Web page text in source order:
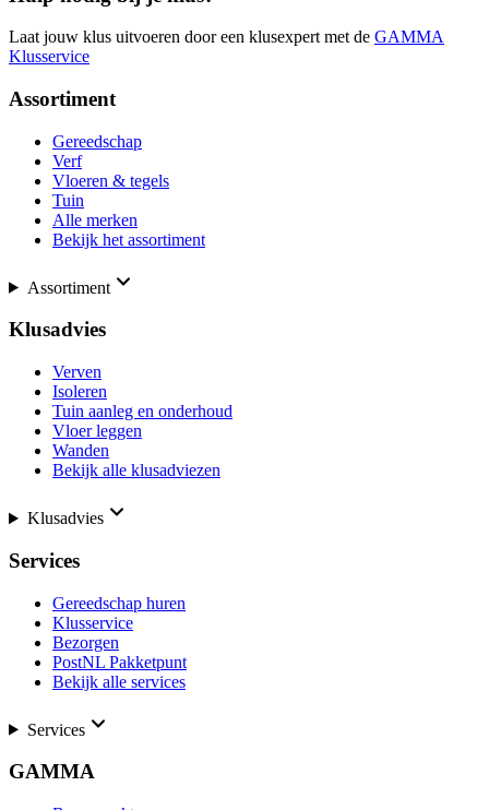
Laat jouw klus uitvoeren door een klusexpert met de GAMMA
Klusservice
Assortiment
Gereedschap
Verf
Vloeren & tegels
Tuin
Alle merken
Bekijk het assortiment
Assortiment
Klusadvies
Verven
Isoleren
Tuin aanleg en onderhoud
Vloer leggen
Wanden
Bekijk alle klusadviezen
Klusadvies
Services
Gereedschap huren
Klusservice
Bezorgen
PostNL Pakketpunt
Bekijk alle services
Services
GAMMA